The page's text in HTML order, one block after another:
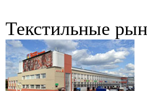
Текстильные